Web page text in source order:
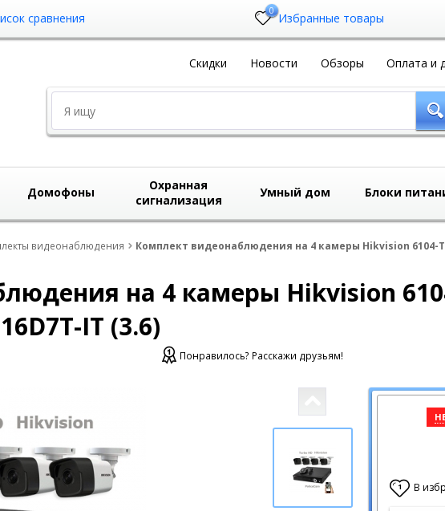
сравнения 0 Избранные товары
Скидки Новости Обзоры Оплата и
Домофоны
Охранная
сигнализация
Умный дом Блоки
видеонаблюдения Комплект видеонаблюдения на 4 камеры Hikvision 6104-
на 4 камеры Hikvision
IT (3.6)
Понравилось? Расскажи друзьям!
1 В